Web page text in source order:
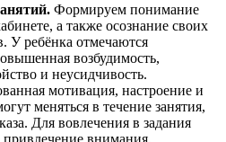
Формируем понимание
а также осознание своих
У ребёнка отмечаются
возбудимость,
и неусидчивость.
мотивация, настроение и
меняться в течение занятия,
Для вовлечения в задания
привлечение внимания.